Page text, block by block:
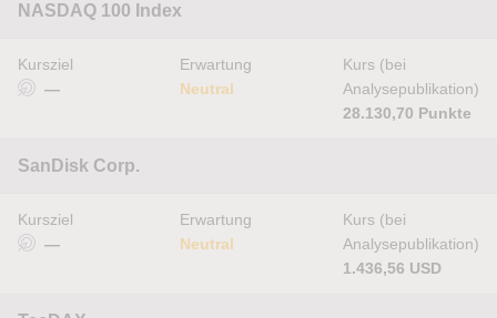
NASDAQ 100 Index
Kursziel
—
Erwartung
Neutral
Kurs (bei
Analysepublikation)
28.130,70 Punkte
SanDisk Corp.
Kursziel
—
Erwartung
Neutral
Kurs (bei
Analysepublikation)
1.436,56 USD